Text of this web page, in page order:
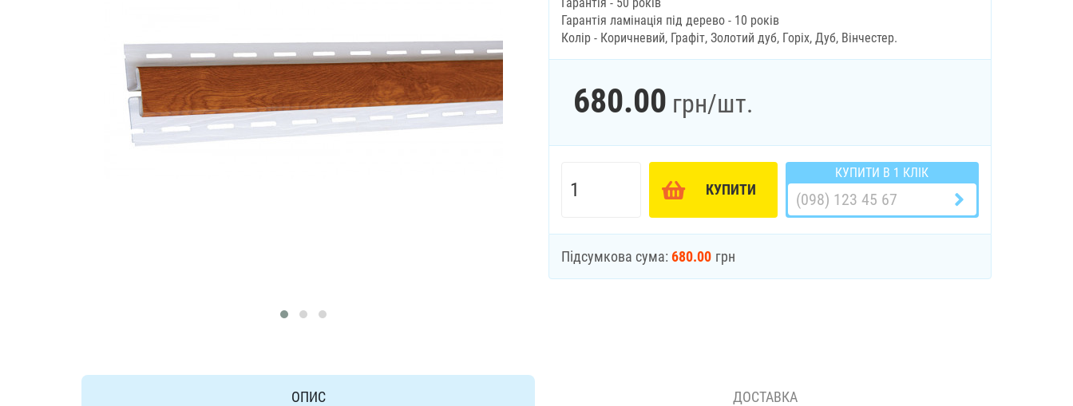
Гарантія ламінація під дерево - 10 років
Колір - Коричневий, Графіт, Золотий дуб, Горіх, Дуб, Вінчестер.
680.00 грн/шт.
КУПИТИ
КУПИТИ В 1 КЛІК
Підсумкова сума: 680.00 грн
ОПИС ДОСТАВКА